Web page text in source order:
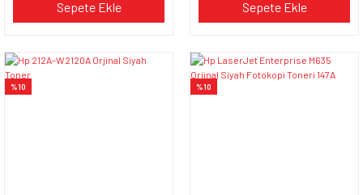
Sepete Ekle Sepete Ekle
%10 %10